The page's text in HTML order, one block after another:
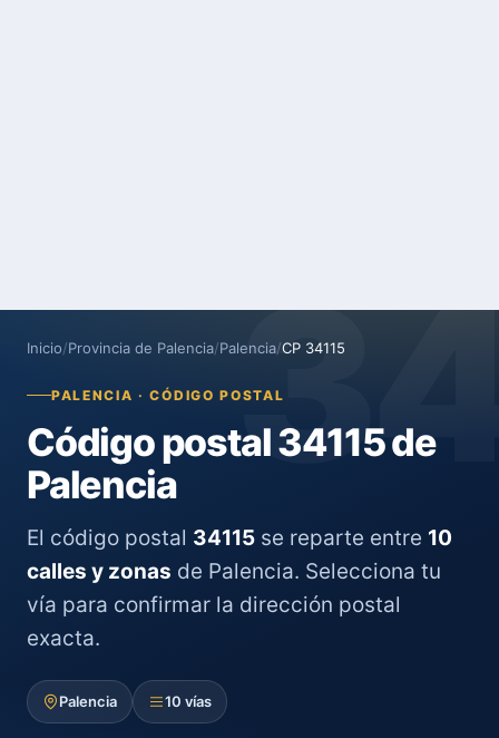
Inicio/Provincia de Palencia/Palencia/CP 34115
PALENCIA · CÓDIGO POSTAL
Código postal 34115 de
Palencia
El código postal 34115 se reparte entre 10
calles y zonas de Palencia. Selecciona tu
vía para confirmar la dirección postal
exacta.
Palencia 10 vías